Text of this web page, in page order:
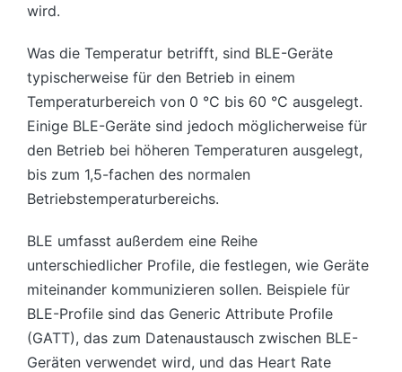
wird.
Was die Temperatur betrifft, sind BLE-Geräte
typischerweise für den Betrieb in einem
Temperaturbereich von 0 °C bis 60 °C ausgelegt.
Einige BLE-Geräte sind jedoch möglicherweise für
den Betrieb bei höheren Temperaturen ausgelegt,
bis zum 1,5-fachen des normalen
Betriebstemperaturbereichs.
BLE umfasst außerdem eine Reihe
unterschiedlicher Profile, die festlegen, wie Geräte
miteinander kommunizieren sollen. Beispiele für
BLE-Profile sind das Generic Attribute Profile
(GATT), das zum Datenaustausch zwischen BLE-
Geräten verwendet wird, und das Heart Rate